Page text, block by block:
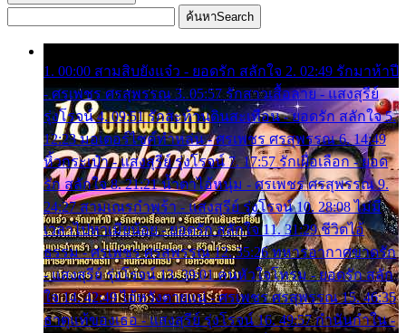
ค้นหาSearch
1. 00:00 สามสิบยังแจ๋ว - ยอดรัก สลักใจ 2. 02:49 รักมาห้าปี
- ศรเพชร ศรสุพรรณ 3. 05:57 รักสาวเสื้อลาย - แสงสุรีย์
รุ่งโรจน์ 4. 09:51 รักสะท้านดินสะเทือน - ยอดรัก สลักใจ 5.
12:23 มอเตอร์ไซค์ทำหล่น - ศรเพชร ศรสุพรรณ 6. 14:49
หิ้วกระเป๋า - แสงสุรีย์ รุ่งโรจน์ 7. 17:57 รักเผื่อเลือก - ยอด
รัก สลักใจ 8. 21:21 น้ำตาไอ้หนุ่ม - ศรเพชร ศรสุพรรณ 9.
24:27 สามเณรกำพร้า - แสงสุรีย์ รุ่งโรจน์ 10. 28:08 ไม่มี
เวลาไปหาเมียน้อย - ยอดรัก สลักใจ 11. 31:29 ชีวิตไอ้
ธรรม - ศรเพชร ศรสุพรรณ 12. 35:26 ทหารอากาศขาดรัก
- แสงสุรีย์ รุ่งโรจน์ 13. 39:01 คนหัวใจโทรม - ยอดรัก สลัก
ใจ 14. 42:49 ไอ้หวังตายแน่ - ศรเพชร ศรสุพรรณ 15. 46:35
ธาตุแท้ของเธอ - แสงสุรีย์ รุ่งโรจน์ 16. 49:57 กำนันกำใน -